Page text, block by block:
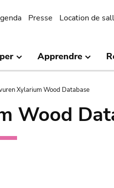
Presse Location de
Apprendre
Xylarium Wood Database
Wood